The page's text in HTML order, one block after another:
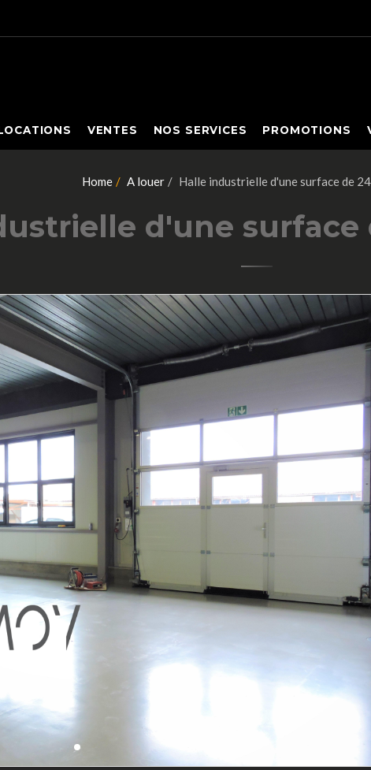
VENTES NOS SERVICES PROMOTIONS
Home A louer Halle industrielle d'une surface de
d'une surface